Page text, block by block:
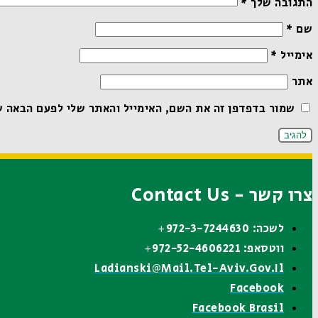
שם *
אימייל *
אתר
שמור בדפדפן זה את השם, האימייל והאתר שלי לפעם הבאה
צרו קשר - Contact Us
לשכה: 972-3-7244630+
ווטסאפ: 972-52-4606221+
Ladianski@mail.tel-Aviv.gov.il
Facebook
Facebook Brasil